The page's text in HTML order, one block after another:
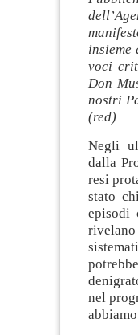
voci
Don
nostri
(red)
Negli
dalla
resi
stato
episodi
nel